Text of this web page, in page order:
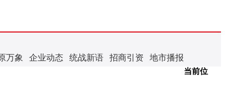
万象 企业动态 统战新语 招商引资 地市播报
当前位